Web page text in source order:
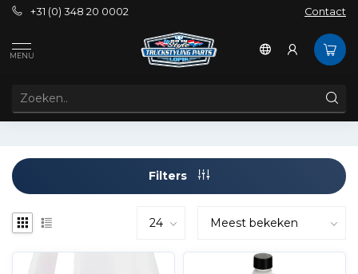
+31 (0) 348 20 0002 Contact
MENU
Filters